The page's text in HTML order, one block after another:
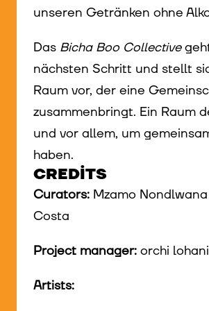
unseren Getränken ohne
Das Bicha Boo Collective
nächsten Schritt und stellt
Raum vor, der eine
zusammenbringt. Ein Raum
und vor allem, um
haben.
CREDITS
Curators: Mzamo
Costa
Project manager: orchi lohani
Artists: